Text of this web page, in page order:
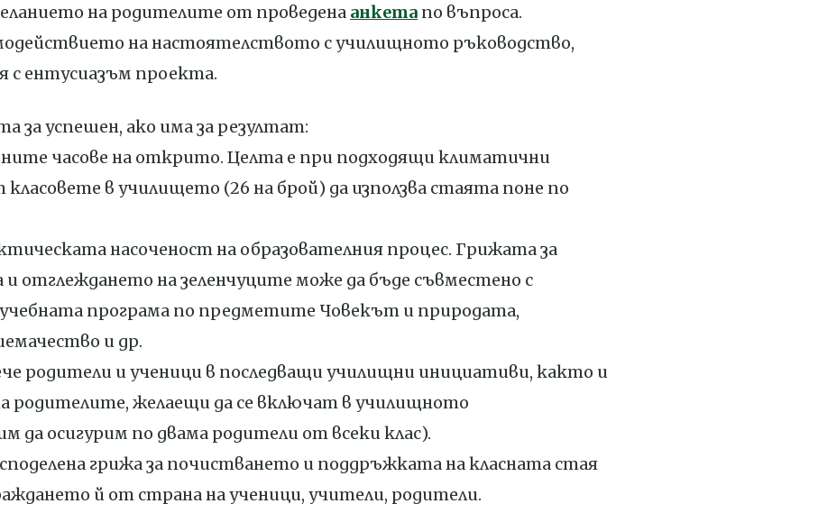
на родителите от проведена анкета по въпроса.
на настоятелството с училищното ръководство,
с ентусиазъм проекта.
за успешен, ако има за резултат:
часове на открито. Целта е при подходящи климатични
класовете в училището (26 на брой) да използва стаята поне по
насоченост на образователния процес. Грижата за
отглеждането на зеленчуците може да бъде съвместено с
програма по предметите Човекът и природата,
и др.
родители и ученици в последващи училищни инициативи, както и
родителите, желаещи да се включат в училищното
да осигурим по двама родители от всеки клас).
грижа за почистването и поддръжката на класната стая
й от страна на ученици, учители, родители.